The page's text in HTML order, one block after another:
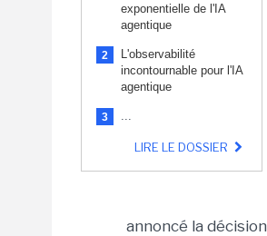
exponentielle de l'IA
agentique
2
L'observabilité
incontournable pour l'IA
agentique
3 ...
LIRE LE DOSSIER
annoncé la